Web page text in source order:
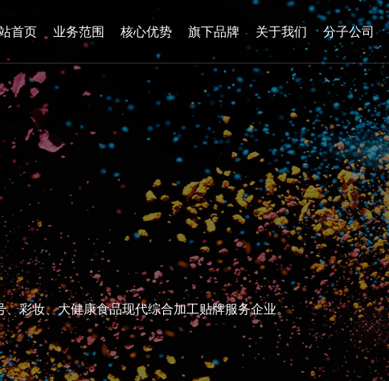
首页 业务范围 核心优势 旗下品牌 关于我们 分子公司
、彩妆、大健康食品现代综合加工贴牌服务企业。